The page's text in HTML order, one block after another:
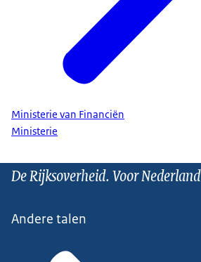
Ministerie van Financiën
Ministerie
De Rijksoverheid. Voor Nederland
Andere talen